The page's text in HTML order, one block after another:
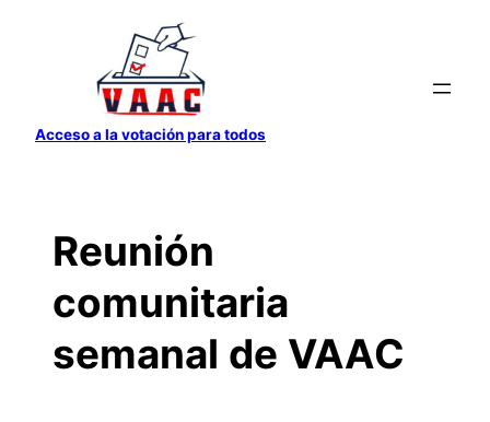
contenido
Acceso a la votación para todos
Reunión
comunitaria
semanal de VAAC